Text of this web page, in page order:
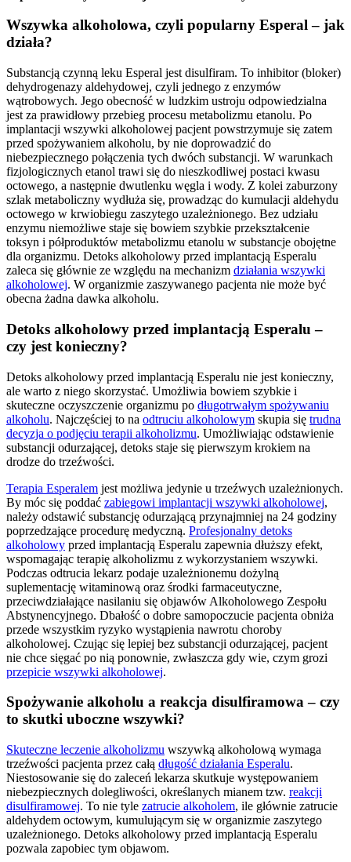
Wszywka alkoholowa, czyli popularny Esperal – jak
działa?
Substancją czynną leku Esperal jest disulfiram. To inhibitor (bloker)
dehydrogenazy aldehydowej, czyli jednego z enzymów
wątrobowych. Jego obecność w ludzkim ustroju odpowiedzialna
jest za prawidłowy przebieg procesu metabolizmu etanolu. Po
implantacji wszywki alkoholowej pacjent powstrzymuje się zatem
przed spożywaniem alkoholu, by nie doprowadzić do
niebezpiecznego połączenia tych dwóch substancji. W warunkach
fizjologicznych etanol trawi się do nieszkodliwej postaci kwasu
octowego, a następnie dwutlenku węgla i wody. Z kolei zaburzony
szlak metaboliczny wydłuża się, prowadząc do kumulacji aldehydu
octowego w krwiobiegu zaszytego uzależnionego. Bez udziału
enzymu niemożliwe staje się bowiem szybkie przekształcenie
toksyn i półproduktów metabolizmu etanolu w substancje obojętne
dla organizmu. Detoks alkoholowy przed implantacją Esperalu
zaleca się głównie ze względu na mechanizm działania wszywki
alkoholowej. W organizmie zaszywanego pacjenta nie może być
obecna żadna dawka alkoholu.
Detoks alkoholowy przed implantacją Esperalu –
czy jest konieczny?
Detoks alkoholowy przed implantacją Esperalu nie jest konieczny,
ale warto z niego skorzystać. Umożliwia bowiem szybkie i
skuteczne oczyszczenie organizmu po długotrwałym spożywaniu
alkoholu. Najczęściej to na odtruciu alkoholowym skupia się trudna
decyzja o podjęciu terapii alkoholizmu. Umożliwiając odstawienie
substancji odurzającej, detoks staje się pierwszym krokiem na
drodze do trzeźwości.
Terapia Esperalem jest możliwa jedynie u trzeźwych uzależnionych.
By móc się poddać zabiegowi implantacji wszywki alkoholowej,
należy odstawić substancję odurzającą przynajmniej na 24 godziny
poprzedzające procedurę medyczną. Profesjonalny detoks
alkoholowy przed implantacją Esperalu zapewnia dłuższy efekt,
wspomagając terapię alkoholizmu z wykorzystaniem wszywki.
Podczas odtrucia lekarz podaje uzależnionemu dożylną
suplementację witaminową oraz środki farmaceutyczne,
przeciwdziałające nasilaniu się objawów Alkoholowego Zespołu
Abstynencyjnego. Dbałość o dobre samopoczucie pacjenta obniża
przede wszystkim ryzyko wystąpienia nawrotu choroby
alkoholowej. Czując się lepiej bez substancji odurzającej, pacjent
nie chce sięgać po nią ponownie, zwłaszcza gdy wie, czym grozi
przepicie wszywki alkoholowej.
Spożywanie alkoholu a reakcja disulfiramowa – czy
to skutki uboczne wszywki?
Skuteczne leczenie alkoholizmu wszywką alkoholową wymaga
trzeźwości pacjenta przez całą długość działania Esperalu.
Niestosowanie się do zaleceń lekarza skutkuje występowaniem
niebezpiecznych dolegliwości, określanych mianem tzw. reakcji
disulfiramowej. To nie tyle zatrucie alkoholem, ile głównie zatrucie
aldehydem octowym, kumulującym się w organizmie zaszytego
uzależnionego. Detoks alkoholowy przed implantacją Esperalu
pozwala zapobiec tym objawom.